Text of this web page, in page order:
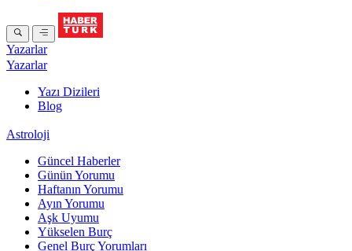
Yazarlar
Yazarlar
Yazı Dizileri
Blog
Astroloji
Güncel Haberler
Günün Yorumu
Haftanın Yorumu
Ayın Yorumu
Aşk Uyumu
Yükselen Burç
Genel Burç Yorumları